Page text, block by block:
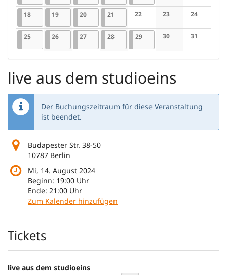
Keine Keine
1818.08.2025
1 Veranstaltung
1919.08.2025
1 Veranstaltung
2020.08.2025
1 Veranstaltung
21 21.08.2025
1 Veranstaltung
22
Keine Veranstaltungen
23
Keine
24
Keine
2525.08.2025
1 Veranstaltung
2626.08.2025
1 Veranstaltung
2727.08.2025
1 Veranstaltung
2828.08.2025
1 Veranstaltung
2929.08.2025
1 Veranstaltung
30
Keine
31
Keine
live aus dem studioeins
Der Buchungszeitraum für diese Veranstaltung
ist beendet.
Budapester Str. 38-50
10787 Berlin
Mi, 14. August 2024
Beginn: 19:00 Uhr
Ende: 21:00 Uhr
Zum Kalender hinzufügen
Produkte
Tickets
live aus dem studioeins